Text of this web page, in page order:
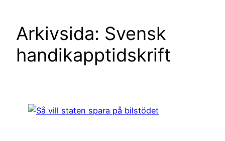
Arkivsida: Svensk
handikapptidskrift